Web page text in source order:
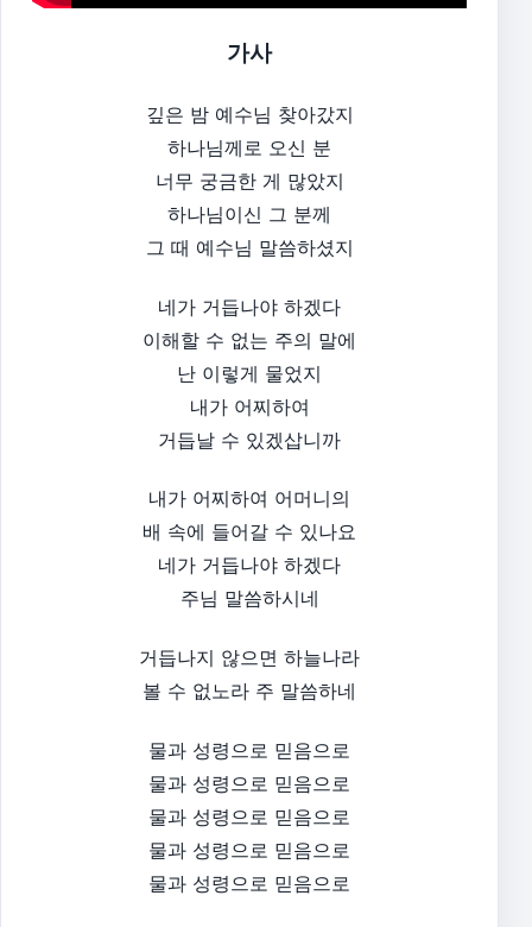
가사
깊은 밤 예수님 찾아갔지
하나님께로 오신 분
너무 궁금한 게 많았지
하나님이신 그 분께
그 때 예수님 말씀하셨지
네가 거듭나야 하겠다
이해할 수 없는 주의 말에
난 이렇게 물었지
내가 어찌하여
거듭날 수 있겠삽니까
내가 어찌하여 어머니의
배 속에 들어갈 수 있나요
네가 거듭나야 하겠다
주님 말씀하시네
거듭나지 않으면 하늘나라
볼 수 없노라 주 말씀하네
물과 성령으로 믿음으로
물과 성령으로 믿음으로
물과 성령으로 믿음으로
물과 성령으로 믿음으로
물과 성령으로 믿음으로